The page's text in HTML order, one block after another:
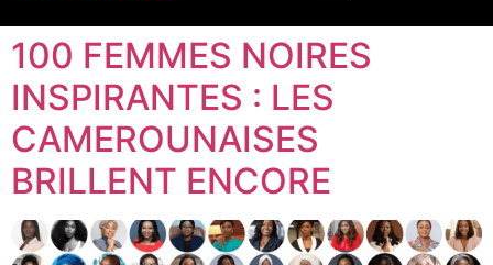
100 FEMMES NOIRES
INSPIRANTES : LES
CAMEROUNAISES
BRILLENT ENCORE